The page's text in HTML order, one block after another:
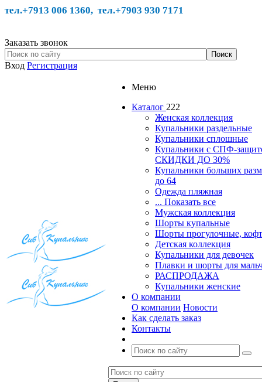
тел.+7913 006 1360, тел.+7903 930 7171
Заказать звонок
Вход Регистрация
Меню
Каталог 222
Женская коллекция
Купальники раздельные
Купальники сплошные
Купальники с СПФ-
СКИДКИ ДО 30%
Купальники больших
до 64
Одежда пляжная
... Показать все
Мужская коллекция
Шорты купальные
Шорты прогулочные,
Детская коллекция
Купальники для девочек
Плавки и шорты для
РАСПРОДАЖА
Купальники женские
О компании
О компании Новости
Как сделать заказ
Контакты